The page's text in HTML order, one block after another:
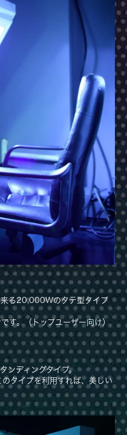
来る20,000Wのタテ型タイプ
す。（トップユーザー向け）
ディングタイプ。
タイプを利用すれば、美しい